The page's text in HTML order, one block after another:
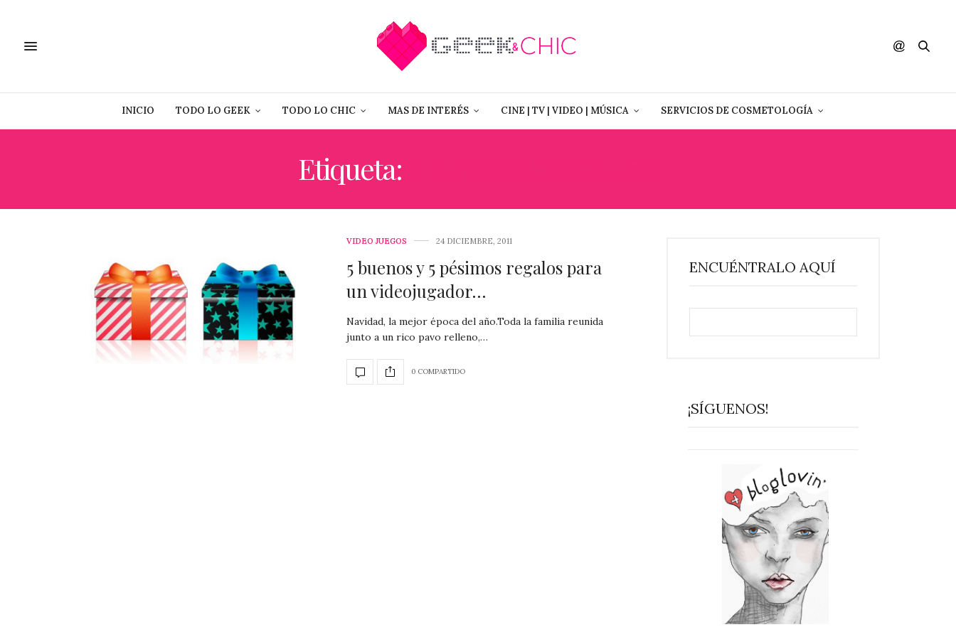
INICIO TODO LO GEEK TODO LO CHIC MAS DE INTERÉS CINE | TV | VIDEO | MÚSICA SERVICIOS DE COSMETOLOGÍA
Etiqueta:
VIDEO JUEGOS 24 DICIEMBRE, 2011
5 buenos y 5 pésimos regalos para
un videojugador…
Navidad, la mejor época del año.Toda la familia reunida
junto a un rico pavo relleno,…
0 COMPARTIDO
ENCUÉNTRALO AQUÍ
¡SÍGUENOS!